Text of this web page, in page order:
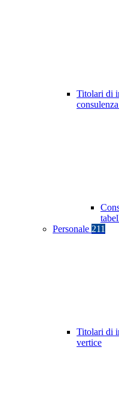
Titolari di
consulenza
Personale 211
Titolari di
vertice